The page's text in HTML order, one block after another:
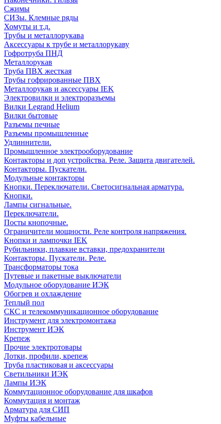
Сжимы
СИЗы. Клемные ряды
Хомуты и т.д.
Трубы и металлорукава
Аксессуары к трубе и металлорукаву
Гофротруба ПНД
Металлорукав
Труба ПВХ жесткая
Трубы гофрированные ПВХ
Металлорукав и аксессуары IEK
Электровилки и электроразъемы
Вилки Legrand Helium
Вилки бытовые
Разъемы печные
Разъемы промышленные
Удлиннители.
Промышленное электрооборудование
Контакторы и доп устройства. Реле. Защита двигателей.
Контакторы. Пускатели.
Модульные контакторы
Кнопки. Переключатели. Светосигнальная арматура.
Кнопки.
Лампы сигнальные.
Переключатели.
Посты кнопочные.
Ограничители мощности. Реле контроля напряжения.
Кнопки и лампочки IEK
Рубильники, плавкие вставки, предохранители
Контакторы. Пускатели. Реле.
Трансформаторы тока
Путевые и пакетные выключатели
Модульное оборудование ИЭК
Обогрев и охлаждение
Теплый пол
СКС и телекоммуникационное оборудование
Инструмент для электромонтажа
Инструмент ИЭК
Крепеж
Прочие электротовары
Лотки, профили, крепеж
Труба пластиковая и аксессуары
Светильники ИЭК
Лампы ИЭК
Коммутационное оборудование для шкафов
Коммутация и монтаж
Арматура для СИП
Муфты кабельные